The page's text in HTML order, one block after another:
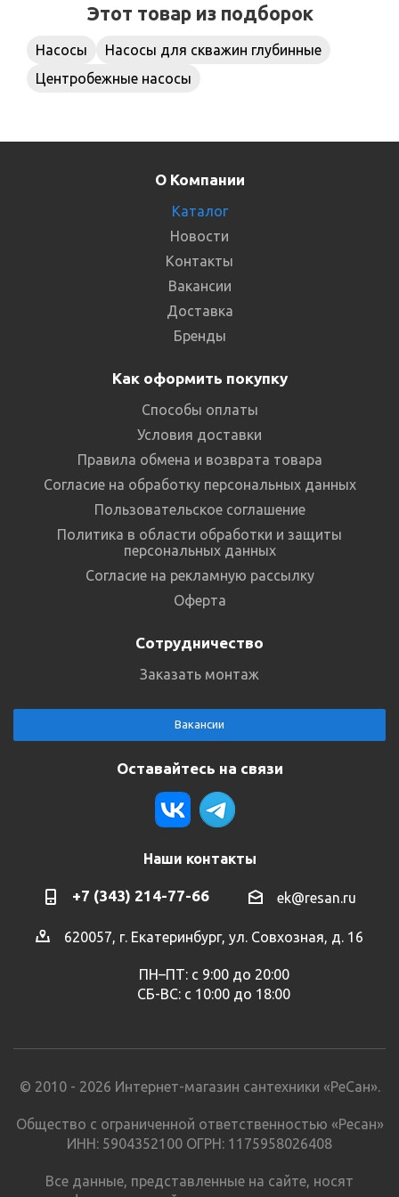
Этот товар из подборок
Насосы
Насосы для скважин глубинные
Центробежные насосы
О Компании
Каталог
Новости
Контакты
Вакансии
Доставка
Бренды
Как оформить покупку
Способы оплаты
Условия доставки
Правила обмена и возврата товара
Согласие на обработку персональных данных
Пользовательское соглашение
Политика в области обработки и защиты
персональных данных
Согласие на рекламную рассылку
Оферта
Сотрудничество
Заказать монтаж
Вакансии
Оставайтесь на связи
Наши контакты
+7 (343) 214-77-66 ek@resan.ru
620057, г. Екатеринбург, ул. Совхозная, д. 16
ПН–ПТ: с 9:00 до 20:00
СБ-ВС: с 10:00 до 18:00
© 2010 - 2026 Интернет-магазин сантехники «РеСан».
Общество с ограниченной ответственностью «Ресан»
ИНН: 5904352100 ОГРН: 1175958026408
Все данные, представленные на сайте, носят